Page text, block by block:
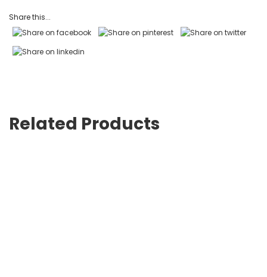
Share this...
Related Products